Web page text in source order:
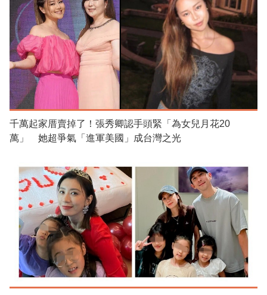
千萬起家厝賣掉了！張秀卿認手頭緊「為女兒月花20
萬」 她超爭氣「進軍美國」成台灣之光